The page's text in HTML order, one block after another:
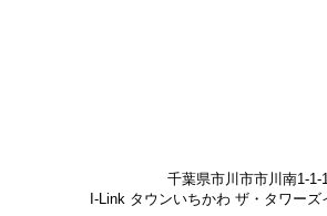
千葉県市川市市川南1-1-
I-Link タウンいちかわ ザ・タワーズ